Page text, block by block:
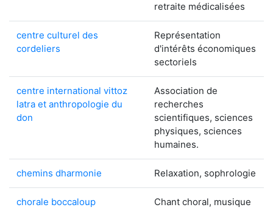
retraite médicalisées
centre culturel des
cordeliers
Représentation
d'intérêts économiques
sectoriels
centre international vittoz
latra et anthropologie du
don
Association de
recherches
scientifiques, sciences
physiques, sciences
humaines.
chemins dharmonie Relaxation, sophrologie
chorale boccaloup Chant choral, musique